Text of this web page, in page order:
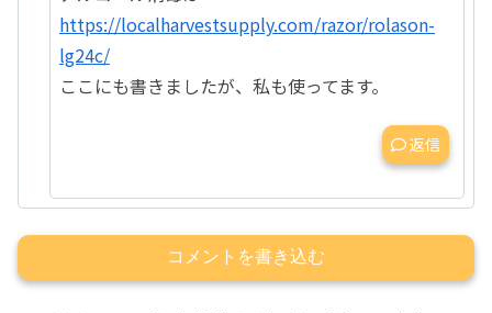
https://localharvestsupply.com/razor/rolason-
lg24c/
ここにも書きましたが、私も使ってます。
返信
コメントを書き込む